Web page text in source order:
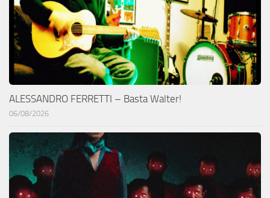
ALESSANDRO FERRETTI – Basta Walter!
06/08/2026